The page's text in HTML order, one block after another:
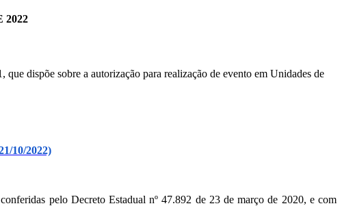
2022
dispõe sobre a autorização para realização de evento em Unidades de
10/2022)
pelo Decreto Estadual nº 47.892 de 23 de março de 2020, e com